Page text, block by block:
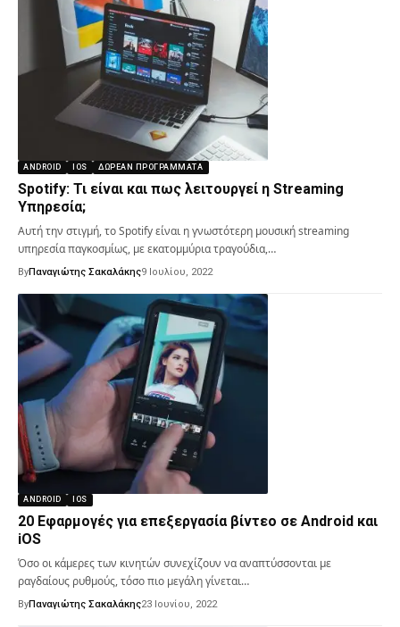
ANDROID IOS ΔΩΡΕΆΝ ΠΡΟΓΡΆΜΜΑΤΑ
Spotify: Τι είναι και πως λειτουργεί η Streaming
Υπηρεσία;
Αυτή την στιγμή, το Spotify είναι η γνωστότερη μουσική streaming
υπηρεσία παγκοσμίως, με εκατομμύρια τραγούδια,…
ByΠαναγιώτης Σακαλάκης9 Ιουλίου, 2022
ANDROID IOS
20 Εφαρμογές για επεξεργασία βίντεο σε Android και
iOS
Όσο οι κάμερες των κινητών συνεχίζουν να αναπτύσσονται με
ραγδαίους ρυθμούς, τόσο πιο μεγάλη γίνεται…
ByΠαναγιώτης Σακαλάκης23 Ιουνίου, 2022